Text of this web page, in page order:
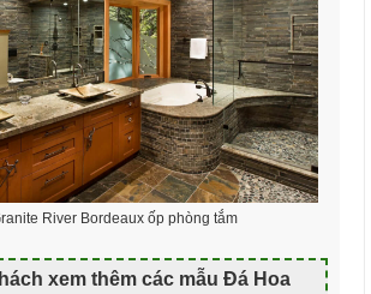
River Bordeaux ốp phòng tắm
xem thêm các mẫu Đá Hoa